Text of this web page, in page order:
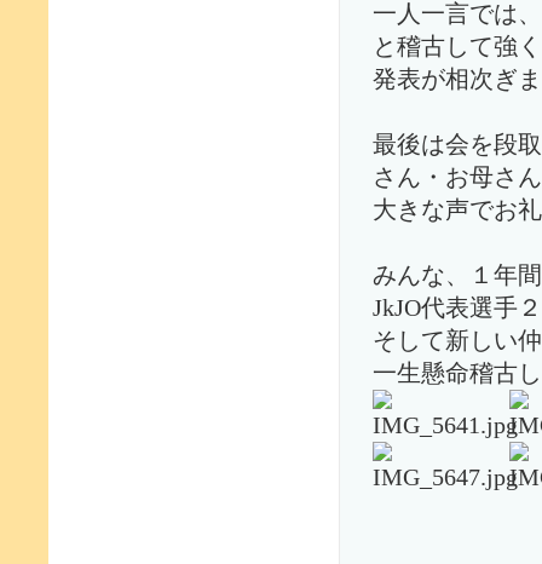
一人一言では
と稽古して強
発表が相次ぎ
最後は会を段
さん・お母さ
大きな声でお
みんな、１年
JkJO代表選手
そして新しい
一生懸命稽古